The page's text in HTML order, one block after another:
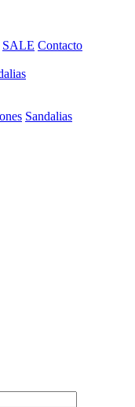
SALE Contacto
Sandalias